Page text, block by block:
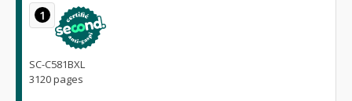
1
SC-C581BXL
3120 pages